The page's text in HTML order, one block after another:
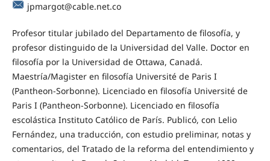
jpmargot@cable.net.co
Profesor titular jubilado del Departamento de filosofía, y
profesor distinguido de la Universidad del Valle. Doctor en
filosofía por la Universidad de Ottawa, Canadá.
Maestría/Magister en filosofía Université de Paris I
(Pantheon-Sorbonne). Licenciado en filosofía Université de
Paris I (Pantheon-Sorbonne). Licenciado en filosofía
escolástica Instituto Católico de París. Publicó, con Lelio
Fernández, una traducción, con estudio preliminar, notas y
comentarios, del Tratado de la reforma del entendimiento y